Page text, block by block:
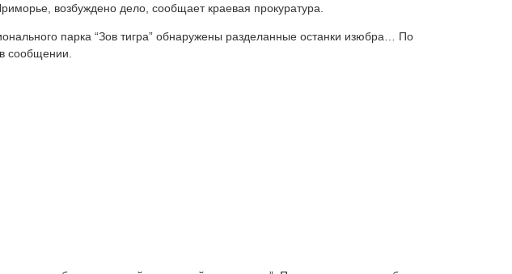
возбуждено дело, сообщает краевая прокуратура.
парка “Зов тигра” обнаружены разделанные останки изюбра… По
сообщении.